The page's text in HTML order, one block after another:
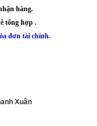
hàng.
tổng hợp .
đơn tài chính.
Xuân